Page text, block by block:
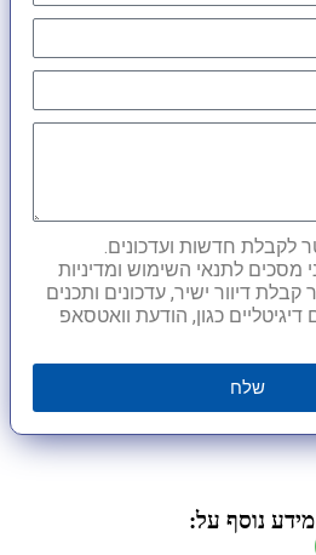
לקבלת חדשות ועדכונים.
מסכים לתנאי השימוש ומדיניות
דיוור ישיר, עדכונים ותכנים
דיגיטליים כגון, הודעת וואטסאפ
שלח
מידע נוסף על: